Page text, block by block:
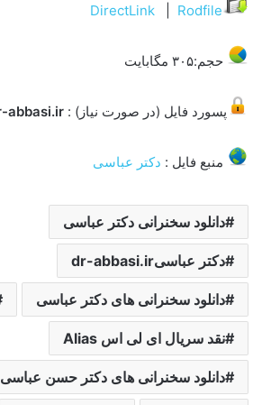
DirectLink Rodfile
حجم:۳۰۵ مگابایت
پسورد فایل (در صورت نیاز) :
منبع فایل : دکتر عباسی
دانلود سخنرانی دکتر عباسی
دکتر عباسیdr-abbasi.ir
دانلود سخنرانی های دکتر عباسی
نقد سریال ای لی اس Alias
دانلود سخنرانی های دکتر حسن عباسی